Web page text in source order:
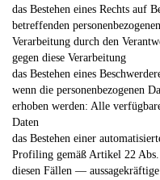
das Bestehen eines Rechts auf
betreffenden
Verarbeitung durch den
gegen diese Verarbeitung
das Bestehen eines
wenn die personenbezogenen
erhoben werden: Alle
Daten
das Bestehen einer
Profiling gemäß Artikel 22
diesen Fällen —